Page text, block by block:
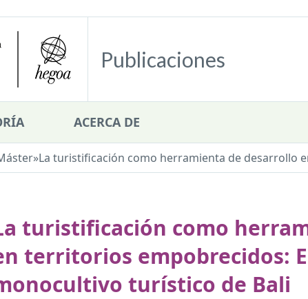
Publicaciones
ACERCA DE
»La turistificación como herramienta de desarrollo
turistificación como
territorios empobrecidos:
turístico de Bali